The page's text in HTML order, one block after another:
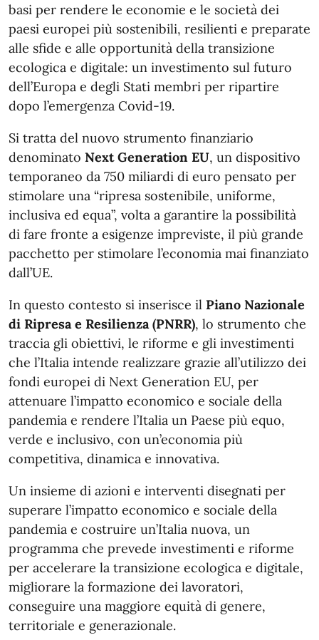
basi per rendere le economie e le società dei
paesi europei più sostenibili, resilienti e preparate
alle sfide e alle opportunità della transizione
ecologica e digitale: un investimento sul futuro
dell’Europa e degli Stati membri per ripartire
dopo l’emergenza Covid-19.
Si tratta del nuovo strumento finanziario
denominato Next Generation EU, un dispositivo
temporaneo da 750 miliardi di euro pensato per
stimolare una “ripresa sostenibile, uniforme,
inclusiva ed equa”, volta a garantire la possibilità
di fare fronte a esigenze impreviste, il più grande
pacchetto per stimolare l’economia mai finanziato
dall’UE.
In questo contesto si inserisce il Piano Nazionale
di Ripresa e Resilienza (PNRR), lo strumento che
traccia gli obiettivi, le riforme e gli investimenti
che l’Italia intende realizzare grazie all’utilizzo dei
fondi europei di Next Generation EU, per
attenuare l’impatto economico e sociale della
pandemia e rendere l’Italia un Paese più equo,
verde e inclusivo, con un’economia più
competitiva, dinamica e innovativa.
Un insieme di azioni e interventi disegnati per
superare l’impatto economico e sociale della
pandemia e costruire un’Italia nuova, un
programma che prevede investimenti e riforme
per accelerare la transizione ecologica e digitale,
migliorare la formazione dei lavoratori,
conseguire una maggiore equità di genere,
territoriale e generazionale.